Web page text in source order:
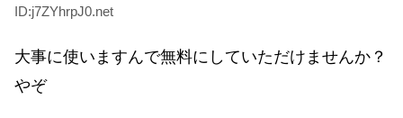
ID:j7ZYhrpJ0.net
大事に使いますんで無料にしていただけませんか？
やぞ